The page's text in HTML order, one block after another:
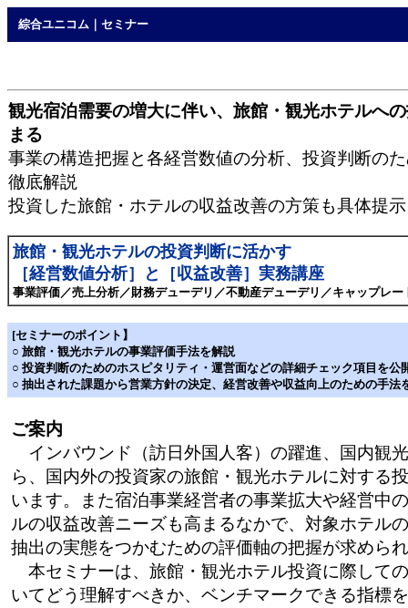
綜合ユニコム｜セミナー
観光宿泊需要の増大に伴い、旅館・観光ホテルへ
まる
事業の構造把握と各経営数値の分析、投資判断の
徹底解説
投資した旅館・ホテルの収益改善の方策も具体提示
旅館・観光ホテルの投資判断に活かす
［経営数値分析］と［収益改善］実務講座
事業評価／売上分析／財務デューデリ／不動産デューデリ／キャップレー
[セミナーのポイント】
○ 旅館・観光ホテルの事業評価手法を解説
○ 投資判断のためのホスピタリティ・運営面などの詳細チェック項目を公
○ 抽出された課題から営業方針の決定、経営改善や収益向上のための手法
ご案内
インバウンド（訪日外国人客）の躍進、国内観
ら、国内外の投資家の旅館・観光ホテルに対する
います。また宿泊事業経営者の事業拡大や経営中
ルの収益改善ニーズも高まるなかで、対象ホテル
抽出の実態をつかむための評価軸の把握が求めら
本セミナーは、旅館・観光ホテル投資に際して
いてどう理解すべきか、ベンチマークできる指標